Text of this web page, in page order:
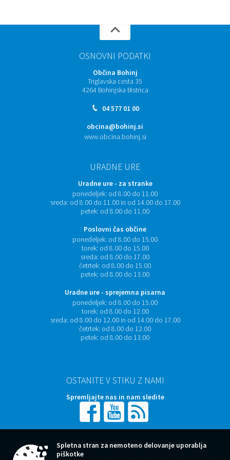
OSNOVNI PODATKI
Občina Bohinj
Triglavska cesta 35
4264 Bohinjska Bistrica
04 577 01 00
obcina@bohinj.si
www.obcina.bohinj.si
URADNE URE
Uradne ure - za stranke
ponedeljek: od 8.00 do 11.00
sreda: od 8.00 do 11.00 in od 14.00 do 17.00
petek: od 8.00 do 11.00
Poslovni čas občine
ponedeljek: od 8.00 do 15.00
torek: od 8.00 do 15.00
sreda: od 8.00 do 17.00
četrtek: od 8.00 do 15.00
petek: od 8.00 do 13.00
Uradne ure - sprejemna pisarna
ponedeljek: od 8.00 do 15.00
torek: od 8.00 do 12.00
sreda: od 8.00 do 12.00 in od 14.00 do 17.00
četrtek: od 8.00 do 12.00
petek: od 8.00 do 13.00
OSTANITE V STIKU Z NAMI
Spremljajte nas in nam sledite
NAROČITE SE NA E-OBVESTILA
Spletna stran za nemoteno delovanje uporablja
piškotke